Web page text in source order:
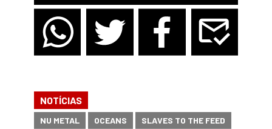
NOTÍCIAS
NU METAL OCEANS SLAVES TO THE FEED